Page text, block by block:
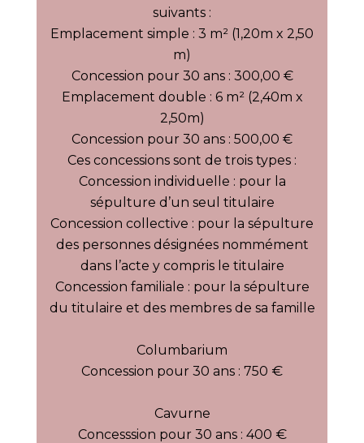
suivants :
Emplacement simple : 3 m² (1,20m x 2,50
m)
Concession pour 30 ans : 300,00 €
Emplacement double : 6 m² (2,40m x
2,50m)
Concession pour 30 ans : 500,00 €
Ces concessions sont de trois types :
Concession individuelle : pour la
sépulture d’un seul titulaire
Concession collective : pour la sépulture
des personnes désignées nommément
dans l’acte y compris le titulaire
Concession familiale : pour la sépulture
du titulaire et des membres de sa famille
Columbarium
Concession pour 30 ans : 750 €
Cavurne
Concesssion pour 30 ans : 400 €